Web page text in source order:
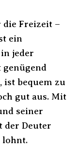
die Freizeit –
ein
jeder
ist bequem zu
gut aus. Mit
seiner
der Deuter
lohnt.